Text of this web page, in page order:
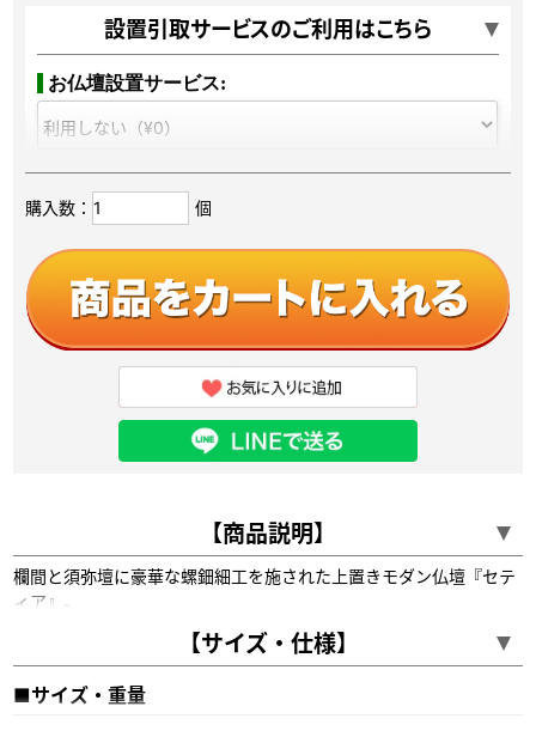
設置引取サービスのご利用はこちら
お仏壇設置サービス:
ドライバーから電話連絡があるので安心してお待ちください。
お仏壇引取りサービス:
当店でお仏壇・祖霊舎をご購入していただいたお客様を対象に、今まで
使用していた古いお仏壇・祖霊舎のお引き取り＆処分をさせていただく
サービスです。
お焚きあげ供養 ※引き取りサービスご利用の方のみ :
閉眼供養※引き取りサービスご利用の方のみ:
購入数： 個
【商品説明】
欄間と須弥壇に豪華な螺鈿細工を施された上置きモダン仏壇『セテ
ィア』。
ウォールナットと黒柿（シャム柿）を扉に使いおしゃれな見た目に
便利なスライド式仏具板や収納引き出し、かたみ箱など収納面でも
【サイズ・仕様】
■サイズ・重量